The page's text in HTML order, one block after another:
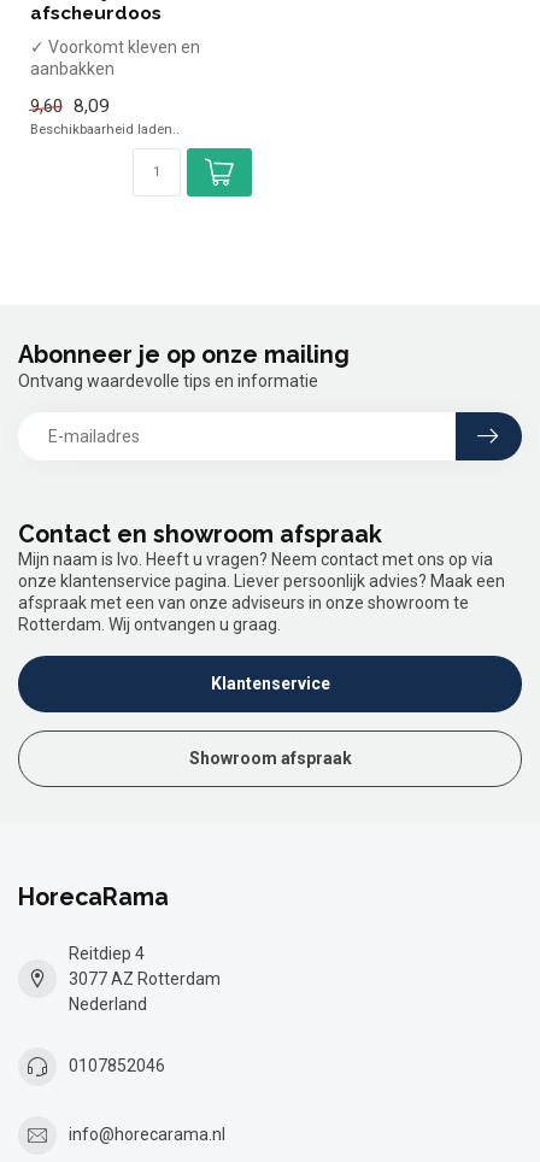
afscheurdoos
✓ Voorkomt kleven en
aanbakken
✓ Inclusief handige
afscheurdoos
9,60 8,09
Beschikbaarheid laden..
Contact en showroom afspraak
Mijn naam is Ivo. Heeft u vragen? Neem contact met ons op via
onze klantenservice pagina. Liever persoonlijk advies? Maak een
afspraak met een van onze adviseurs in onze showroom te
Rotterdam. Wij ontvangen u graag.
Klantenservice
Showroom afspraak
Abonneer je op onze mailing
Ontvang waardevolle tips en informatie
HorecaRama
Reitdiep 4
3077 AZ Rotterdam
Nederland
0107852046
info@horecarama.nl